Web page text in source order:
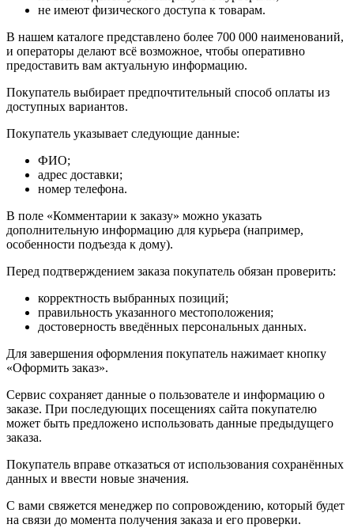
не имеют физического доступа к товарам.
В нашем каталоге представлено более 700 000 наименований,
и операторы делают всё возможное, чтобы оперативно
предоставить вам актуальную информацию.
Покупатель выбирает предпочтительный способ оплаты из
доступных вариантов.
Покупатель указывает следующие данные:
ФИО;
адрес доставки;
номер телефона.
В поле «Комментарии к заказу» можно указать
дополнительную информацию для курьера (например,
особенности подъезда к дому).
Перед подтверждением заказа покупатель обязан проверить:
корректность выбранных позиций;
правильность указанного местоположения;
достоверность введённых персональных данных.
Для завершения оформления покупатель нажимает кнопку
«Оформить заказ».
Сервис сохраняет данные о пользователе и информацию о
заказе. При последующих посещениях сайта покупателю
может быть предложено использовать данные предыдущего
заказа.
Покупатель вправе отказаться от использования сохранённых
данных и ввести новые значения.
С вами свяжется менеджер по сопровождению, который будет
на связи до момента получения заказа и его проверки.